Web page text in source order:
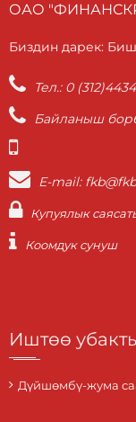
ОАО
Биздин дарек:
Тел.: 0
Байланыш
E-mail:
Купуялык
Коомдук сунуш
Иштөө
Дүйшөмбү-жума